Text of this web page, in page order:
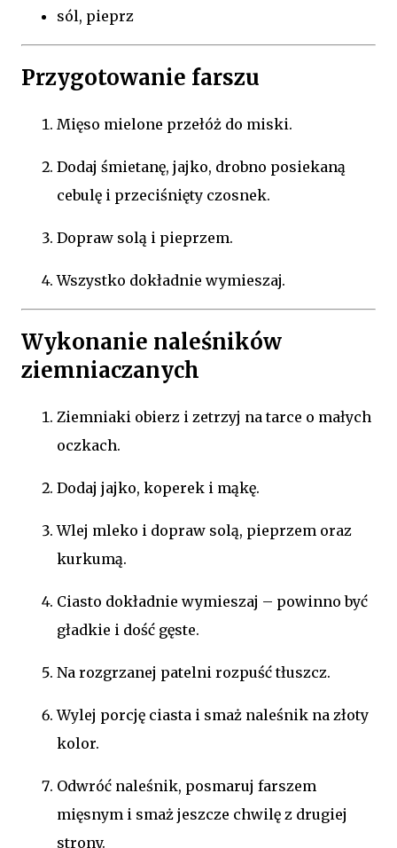
sól, pieprz
Przygotowanie farszu
Mięso mielone przełóż do miski.
Dodaj śmietanę, jajko, drobno posiekaną
cebulę i przeciśnięty czosnek.
Dopraw solą i pieprzem.
Wszystko dokładnie wymieszaj.
Wykonanie naleśników
ziemniaczanych
Ziemniaki obierz i zetrzyj na tarce o małych
oczkach.
Dodaj jajko, koperek i mąkę.
Wlej mleko i dopraw solą, pieprzem oraz
kurkumą.
Ciasto dokładnie wymieszaj – powinno być
gładkie i dość gęste.
Na rozgrzanej patelni rozpuść tłuszcz.
Wylej porcję ciasta i smaż naleśnik na złoty
kolor.
Odwróć naleśnik, posmaruj farszem
mięsnym i smaż jeszcze chwilę z drugiej
strony.